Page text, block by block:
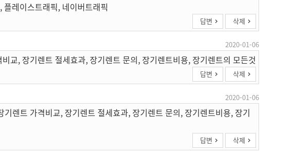
레이스트래픽, 네이버트래픽
답변 삭제
2020-01-06
교, 장기렌트 절세효과, 장기렌트 문의, 장기렌트비용, 장기렌트의 모든것
답변 삭제
2020-01-06
렌트 가격비교, 장기렌트 절세효과, 장기렌트 문의, 장기렌트비용, 장기
답변 삭제